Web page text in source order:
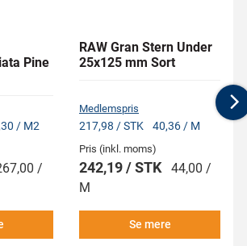
Pine
/ M2
/
RAW Gran Stern Under
25x125 mm Sort
Medlemspris
217,98 / STK 40,36 / M
Pris (inkl. moms)
242,19 / STK 44,00 /
M
Se mere